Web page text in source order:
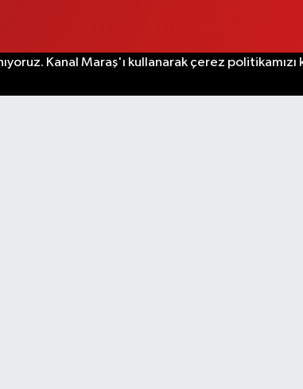
Kanal Maraş'ı kullanarak çerez politikamızı